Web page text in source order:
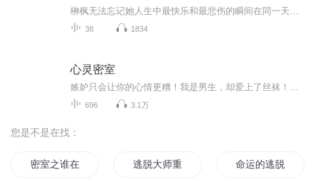
38 1834
心灵密室
696 3.1万
您是不是在找：
密室之谁在看着你 逃脱大师重生 命运的逃脱者